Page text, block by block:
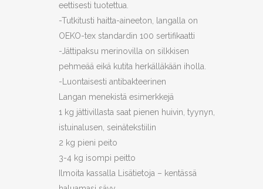
eettisesti tuotettua.
-Tutkitusti haitta-aineeton, langalla on
OEKO-tex standardin 100 sertifikaatti
-Jättipaksu merinovilla on silkkisen
pehmeää eikä kutita herkälläkään iholla.
-Luontaisesti antibakteerinen
Langan menekistä esimerkkejä
1 kg jättivillasta saat pienen huivin, tyynyn,
istuinalusen, seinätekstiilin
2 kg pieni peito
3-4 kg isompi peitto
Ilmoita kassalla Lisätietoja – kentässä